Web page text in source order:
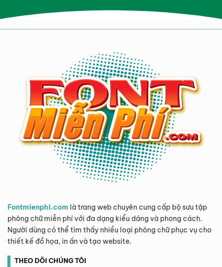
Fontmienphi.com là trang web chuyên cung cấp bộ sưu tập
phông chữ miễn phí với đa dạng kiểu dáng và phong cách.
Người dùng có thể tìm thấy nhiều loại phông chữ phục vụ cho
thiết kế đồ họa, in ấn và tạo website.
THEO DÕI CHÚNG TÔI